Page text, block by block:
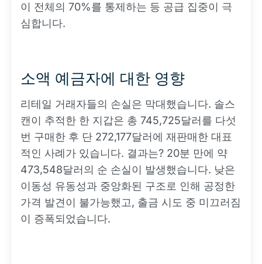
이 전체의 70%를 통제하는 등 공급 집중이 극
심합니다.
소액 예금자에 대한 영향
리테일 거래자들의 손실은 막대했습니다. 솔스
캔이 추적한 한 지갑은 총 745,725달러를 다섯
번 구매한 후 단 272,177달러에 재판매한 대표
적인 사례가 있습니다. 결과는? 20분 만에 약
473,548달러의 순 손실이 발생했습니다. 낮은
이동성 유동성과 중앙화된 구조로 인해 공정한
가격 발견이 불가능했고, 출금 시도 중 미끄러짐
이 증폭되었습니다.